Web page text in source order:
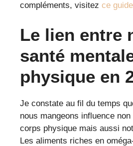
compléments, visitez ce
Le lien entre
santé
physique en
Je constate au fil du temps
nous mangeons influence
corps physique mais aussi
Les aliments riches en